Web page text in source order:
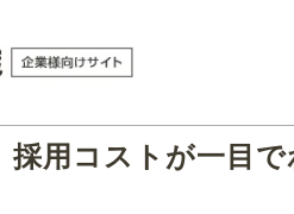
採用コストが一目